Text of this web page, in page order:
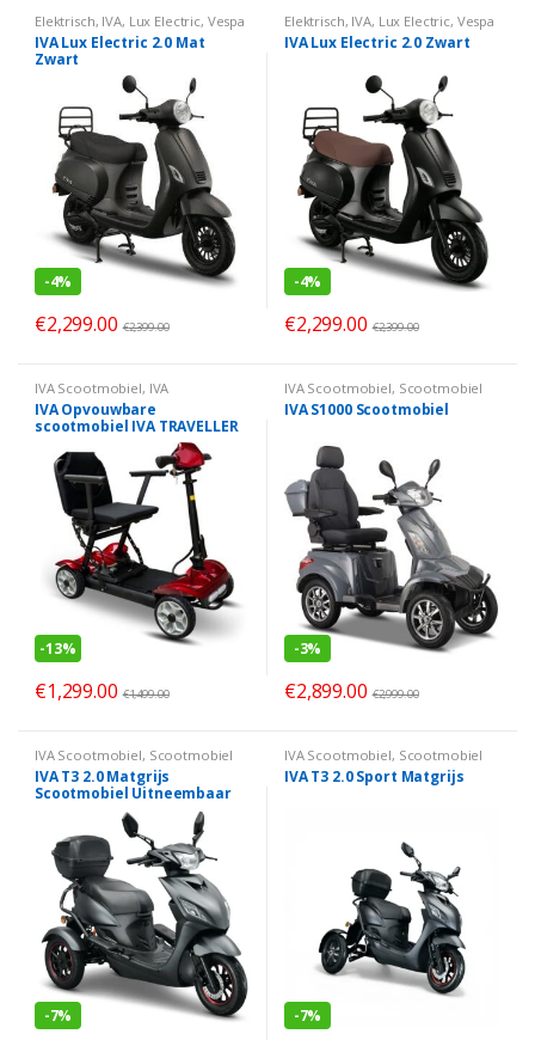
Elektrisch, IVA, Lux Electric, Vespa
Look
IVA Lux Electric 2.0 Mat
Zwart
-4%
€2,299.00 €2,399.00
Elektrisch, IVA, Lux Electric, Vespa
Look
IVA Lux Electric 2.0 Zwart
-4%
€2,299.00 €2,399.00
IVA Scootmobiel, IVA
Scootmobiel opvouwbaar
Scootmobiel
IVA Opvouwbare
scootmobiel IVA TRAVELLER
-13%
€1,299.00 €1,499.00
IVA Scootmobiel, Scootmobiel
IVA S1000 Scootmobiel
-3%
€2,899.00 €2,999.00
IVA Scootmobiel, Scootmobiel
IVA T3 2.0 Matgrijs
Scootmobiel Uitneembaar
-7%
IVA Scootmobiel, Scootmobiel
IVA T3 2.0 Sport Matgrijs
-7%